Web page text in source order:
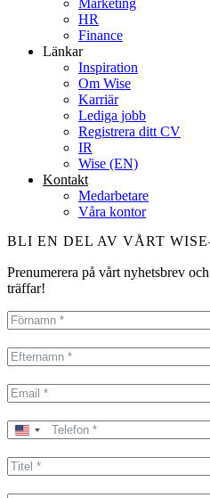
Marketing
HR
Finance
Länkar
Inspiration
Om Wise
Karriär
Lediga jobb
Registrera ditt CV
IR
Wise (EN)
Kontakt
Medarbetare
Våra kontor
BLI EN DEL AV VÅRT
Prenumerera på vårt nyhetsbrev
träffar!
United
+1